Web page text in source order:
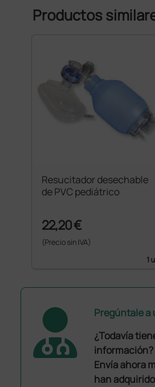
Productos
Resucitador desechable
de PVC pediátrico
22,20 €
(Precio sin IVA)
1
Pregúntale a
¿Todavía
información?
Envía ahora
han